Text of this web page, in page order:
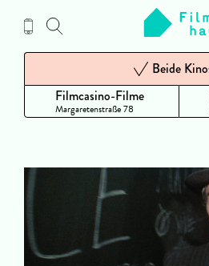
Inhalt
Filmcasino-Filme
Margaretenstraße 78
Beide